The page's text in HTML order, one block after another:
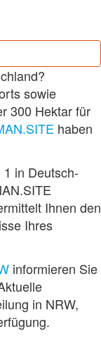
sowie
300 Hektar für
haben
1 in Deutsch­
Ihnen den
Ihres
informieren Sie
in NRW,